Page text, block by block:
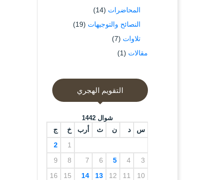
المحاضرات (14)
النصائح والتوجيهات (19)
تلاوات (7)
مقالات (1)
التقويم الهجري
شوال 1442
س د ن ث أرب خ ج
1
2
3
4
5
6
7
8
9
10
11
12
13
14
15
16